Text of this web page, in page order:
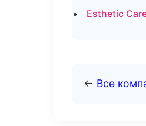
Esthetic
← Все